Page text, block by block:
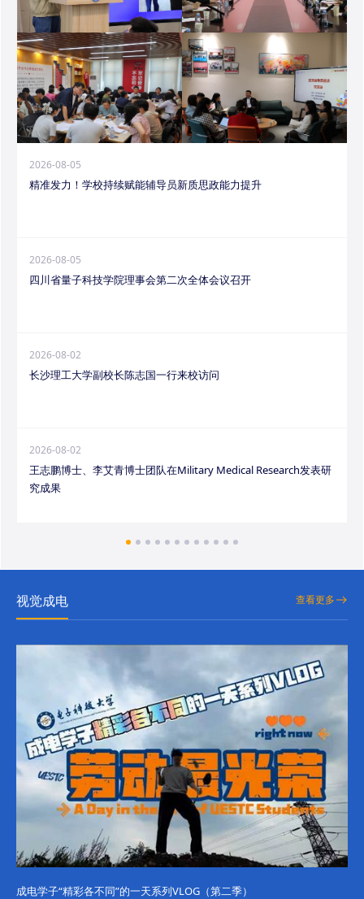
2026-08-05
精准发力！学校持续赋能辅导员新质思政能力提升
2026-08-05
四川省量子科技学院理事会第二次全体会议召开
2026-08-02
长沙理工大学副校长陈志国一行来校访问
2026-08-02
王志鹏博士、李艾青博士团队在Military Medical Research发表研
究成果
视觉成电 查看更多
成电学子“精彩各不同”的一天系列VLOG（第二季）